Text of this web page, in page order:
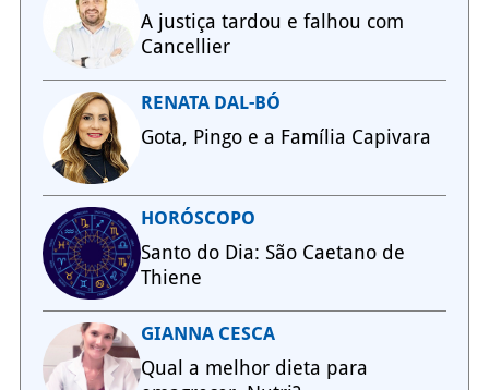
A justiça tardou e falhou com
Cancellier
RENATA DAL-BÓ
Gota, Pingo e a Família Capivara
HORÓSCOPO
Santo do Dia: São Caetano de
Thiene
GIANNA CESCA
Qual a melhor dieta para